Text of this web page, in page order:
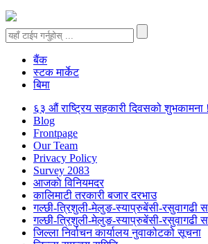
बैंक
स्टक मार्केट
बिमा
६३ औं राष्ट्रिय सहकारी दिवसको शुभकामना
Blog
Frontpage
Our Team
Privacy Policy
Survey 2083
आजकाे विनियमदर
कालिमाटी तरकारी बजार दरभाउ
गल्छी-त्रिशुली-मेलुङ-स्याप्रुबेंसी-रसुवागढी
गल्छी-त्रिशुली-मेलुङ-स्याप्रुबेंसी-रसुवागढी
जिल्ला निर्वाचन कार्यालय नुवाकोटको सूचना